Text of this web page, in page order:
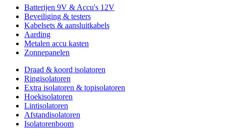
Batterijen 9V & Accu's 12V
Beveiliging & testers
Kabelsets & aansluitkabels
Aarding
Metalen accu kasten
Zonnepanelen
Draad & koord isolatoren
Ringisolatoren
Extra isolatoren & topisolatoren
Hoekisolatoren
Lintisolatoren
Afstandisolatoren
Isolatorenboom